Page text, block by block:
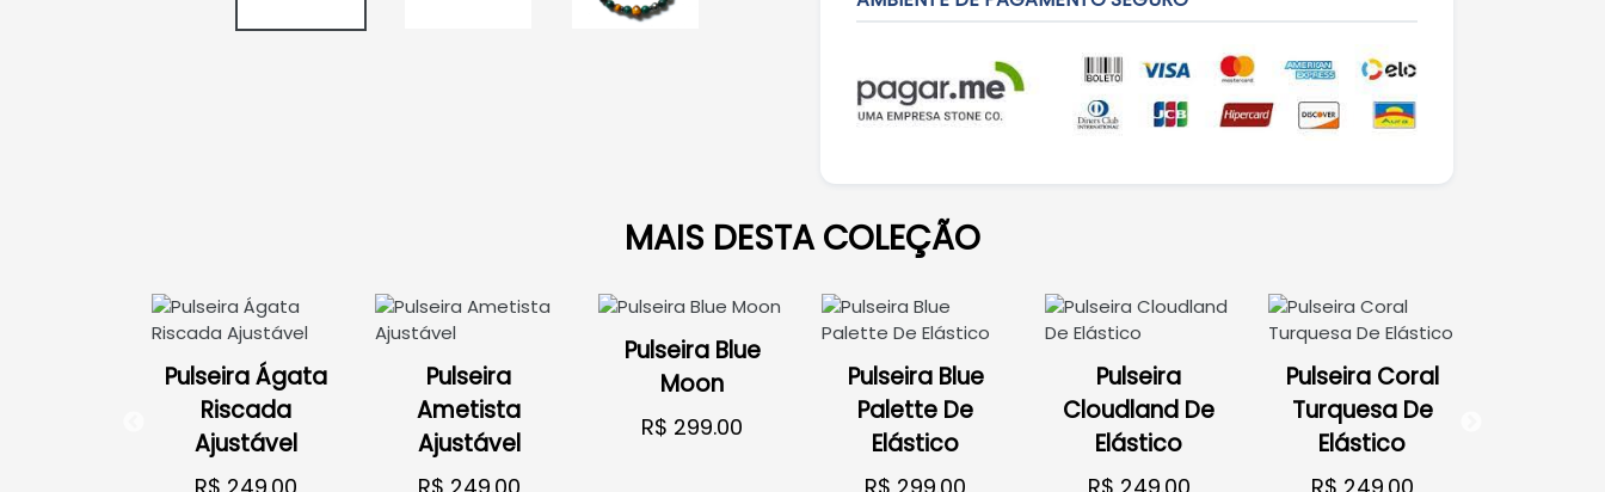
MAIS DESTA COLEÇÃO
Pulseira Ágata
Riscada
Ajustável
Pulseira
Ametista
Ajustável
Pulseira Blue
Moon
R$ 299.00
Pulseira Blue
Palette De
Elástico
Pulseira
Cloudland De
Elástico
Pulseira Coral
Turquesa De
Elástico